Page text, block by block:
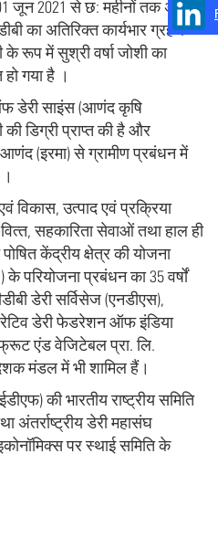
01 जून 2021 से छ: महीनों तक अथवा
का अतिरिक्त कार्यभार ग्रहण
के रूप में सुश्री वर्षा जोशी का
गया है ।
डेरी साइंस (आणंद कृषि
डिग्री प्राप्‍त की है और
(इरमा) से ग्रामीण प्रबंधन में
उत्‍पाद एवं प्रक्रिया
सहकारिता सेवाओं तथा हाल ही
पोषित केंद्रीय क्षेत्र की योजना
के परियोजना प्रबंधन का 35 वर्षों
डेरी सर्विसेज (एनडीएस),
डेरी फेडरेशन ऑफ इंडिया
एंड वेजिटेबल प्रा. लि.
मंडल में भी शामिल हैं।
की भारतीय राष्‍ट्रीय समिति
डेरी महासंघ
पर स्‍थाई समिति के